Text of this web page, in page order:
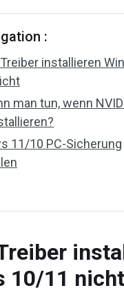
:
installieren
man tun, wenn
11/10 PC-Sicherung
10/11 nicht